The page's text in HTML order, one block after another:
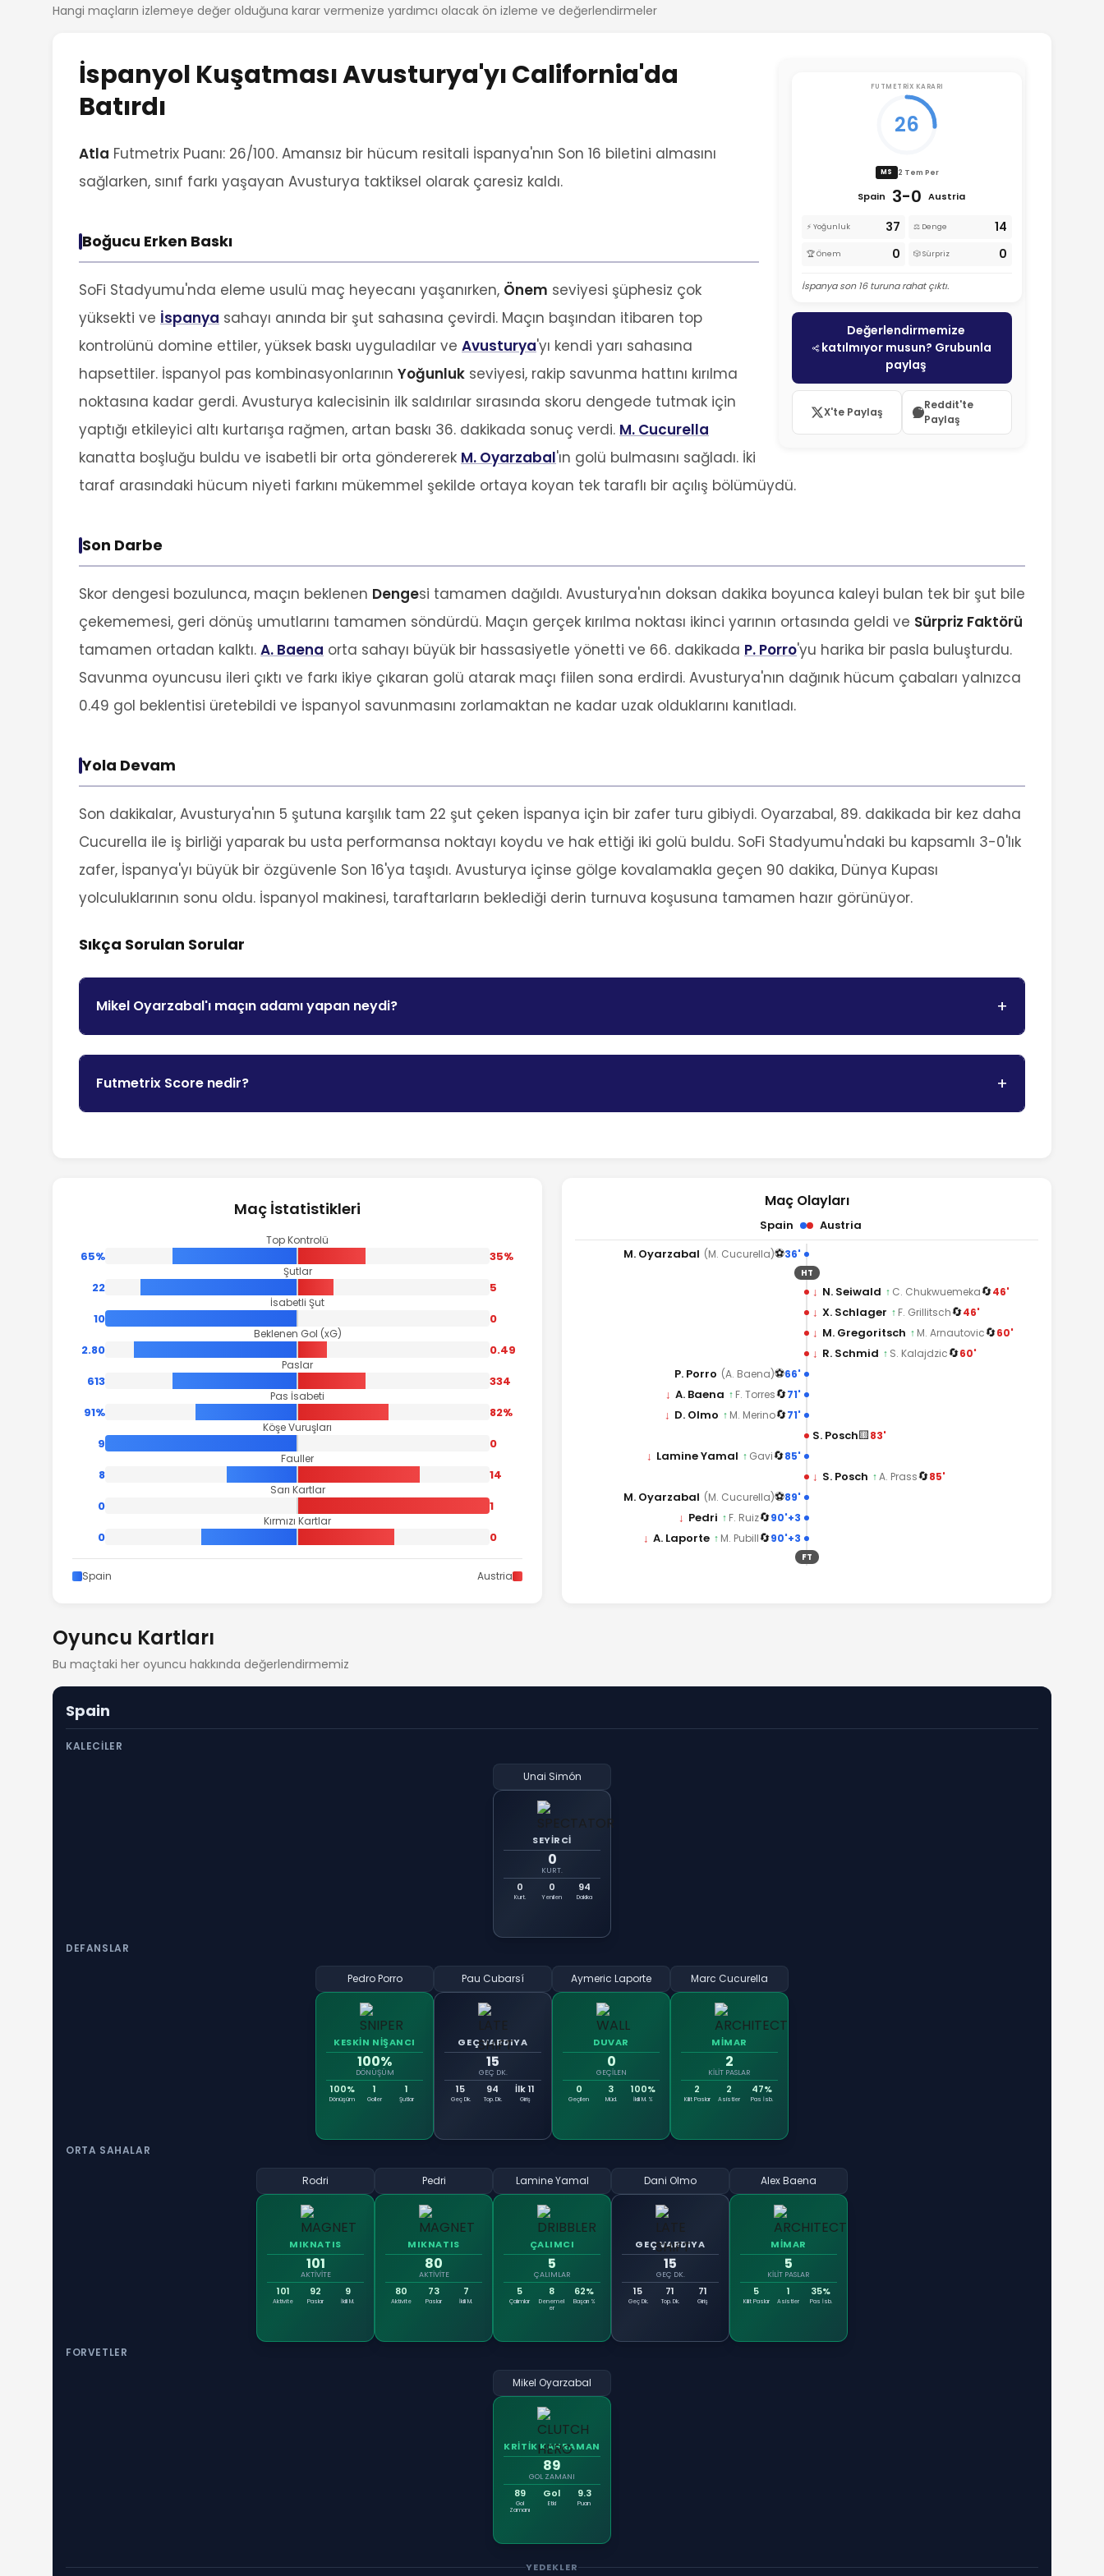
Hangi maçların izlemeye değer olduğuna karar vermenize yardımcı olacak ön izleme ve değerlendirmeler
FUTMETRIX KARARI
26
MS 2 Tem Per
Spain 3-0 Austria
⚡ Yoğunluk 37 ⚖️ Denge 14
🏆 Önem 0 🎲 Sürpriz 0
İspanya son 16 turuna rahat çıktı.
Değerlendirmemize
katılmıyor musun? Grubunla
paylaş
X'te Paylaş
Reddit'te
Paylaş
İspanyol Kuşatması Avusturya'yı California'da
Batırdı
Atla Futmetrix Puanı: 26/100. Amansız bir hücum resitali İspanya'nın Son 16 biletini almasını
sağlarken, sınıf farkı yaşayan Avusturya taktiksel olarak çaresiz kaldı.
Boğucu Erken Baskı
SoFi Stadyumu'nda eleme usulü maç heyecanı yaşanırken, Önem seviyesi şüphesiz çok
yüksekti ve İspanya sahayı anında bir şut sahasına çevirdi. Maçın başından itibaren top
kontrolünü domine ettiler, yüksek baskı uyguladılar ve Avusturya'yı kendi yarı sahasına
hapsettiler. İspanyol pas kombinasyonlarının Yoğunluk seviyesi, rakip savunma hattını kırılma
noktasına kadar gerdi. Avusturya kalecisinin ilk saldırılar sırasında skoru dengede tutmak için
yaptığı etkileyici altı kurtarışa rağmen, artan baskı 36. dakikada sonuç verdi. M. Cucurella
kanatta boşluğu buldu ve isabetli bir orta göndererek M. Oyarzabal'ın golü bulmasını sağladı. İki
taraf arasındaki hücum niyeti farkını mükemmel şekilde ortaya koyan tek taraflı bir açılış bölümüydü.
Son Darbe
Skor dengesi bozulunca, maçın beklenen Dengesi tamamen dağıldı. Avusturya'nın doksan dakika boyunca kaleyi bulan tek bir şut bile
çekememesi, geri dönüş umutlarını tamamen söndürdü. Maçın gerçek kırılma noktası ikinci yarının ortasında geldi ve Sürpriz Faktörü
tamamen ortadan kalktı. A. Baena orta sahayı büyük bir hassasiyetle yönetti ve 66. dakikada P. Porro'yu harika bir pasla buluşturdu.
Savunma oyuncusu ileri çıktı ve farkı ikiye çıkaran golü atarak maçı fiilen sona erdirdi. Avusturya'nın dağınık hücum çabaları yalnızca
0.49 gol beklentisi üretebildi ve İspanyol savunmasını zorlamaktan ne kadar uzak olduklarını kanıtladı.
Yola Devam
Son dakikalar, Avusturya'nın 5 şutuna karşılık tam 22 şut çeken İspanya için bir zafer turu gibiydi. Oyarzabal, 89. dakikada bir kez daha
Cucurella ile iş birliği yaparak bu usta performansa noktayı koydu ve hak ettiği iki golü buldu. SoFi Stadyumu'ndaki bu kapsamlı 3-0'lık
zafer, İspanya'yı büyük bir özgüvenle Son 16'ya taşıdı. Avusturya içinse gölge kovalamakla geçen 90 dakika, Dünya Kupası
yolculuklarının sonu oldu. İspanyol makinesi, taraftarların beklediği derin turnuva koşusuna tamamen hazır görünüyor.
Sıkça Sorulan Sorular
Mikel Oyarzabal'ı maçın adamı yapan neydi?
Futmetrix Score nedir?
Maç İstatistikleri
Top Kontrolü
65% 35%
Şutlar
22 5
İsabetli Şut
10 0
Beklenen Gol (xG)
2.80 0.49
Paslar
613 334
Pas İsabeti
91% 82%
Köşe Vuruşları
9 0
Fauller
8 14
Sarı Kartlar
0 1
Kırmızı Kartlar
0 0
Spain Austria
Maç Olayları
Spain Austria
36'
⚽
M. Oyarzabal (M. Cucurella)
HT
↓ N. Seiwald ↑ C. Chukwuemeka🔄46'
↓ X. Schlager ↑ F. Grillitsch🔄46'
↓ M. Gregoritsch ↑ M. Arnautovic🔄60'
↓ R. Schmid ↑ S. Kalajdzic🔄60'
66'
⚽
P. Porro (A. Baena)
71'
🔄
↓ A. Baena ↑ F. Torres
71'
🔄
↓ D. Olmo ↑ M. Merino
S. Posch🟨83'
85'
🔄
↓ Lamine Yamal ↑ Gavi
↓ S. Posch ↑A. Prass🔄85'
89'
⚽
M. Oyarzabal (M. Cucurella)
90'+3
🔄
↓ Pedri ↑ F. Ruiz
90'+3
🔄
↓ A. Laporte ↑ M. Pubill
FT
Oyuncu Kartları
Bu maçtaki her oyuncu hakkında değerlendirmemiz
Spain
KALECILER
Unai Simón
SEYİRCİ
0
KURT.
0
Kurt.
0
Yenilen
94
Dakika
DEFANSLAR
Pedro Porro
KESKİN NİŞANCI
100%
DÖNÜŞÜM
100%
Dönüşüm
1
Goller
1
Şutlar
Pau Cubarsí
GEÇ VARDIYA
15
GEÇ DK.
15
Geç Dk.
94
Top. Dk.
İlk 11
Giriş
Aymeric Laporte
DUVAR
0
GEÇILEN
0
Geçilen
3
Müd.
100%
İkili M. %
Marc Cucurella
MİMAR
2
KILIT PASLAR
2
Kilit Paslar
2
Asistler
47%
Pas İsb.
ORTA SAHALAR
Rodri
MIKNATIS
101
AKTIVITE
101
Aktivite
92
Paslar
9
İkili M.
Pedri
MIKNATIS
80
AKTIVITE
80
Aktivite
73
Paslar
7
İkili M.
Lamine Yamal
ÇALIMCI
5
ÇALIMLAR
5
Çalımlar
8
Denemel
er
62%
Başarı %
Dani Olmo
GEÇ VARDIYA
15
GEÇ DK.
15
Geç Dk.
71
Top. Dk.
71
Giriş
Alex Baena
MİMAR
5
KILIT PASLAR
5
Kilit Paslar
1
Asistler
35%
Pas İsb.
FORVETLER
Mikel Oyarzabal
KRİTİK KAHRAMAN
89
GOL ZAMANI
89
Gol
Zamanı
Gol
Etki
9.3
Puan
YEDEKLER